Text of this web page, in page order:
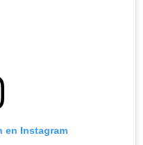
en Instagram